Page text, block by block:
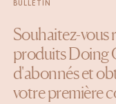
BULLETIN
Souhaitez-vous
produits Doing
d'abonnés et
votre première